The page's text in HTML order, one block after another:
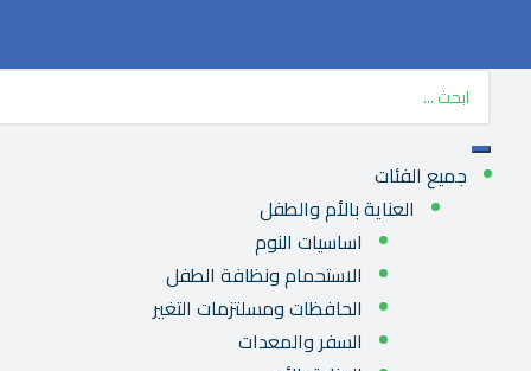
جميع الفئات
العناية بالأم والطفل
اساسيات النوم
الاستحمام ونظافة الطفل
الحافظات ومسلتزمات التغير
السفر والمعدات